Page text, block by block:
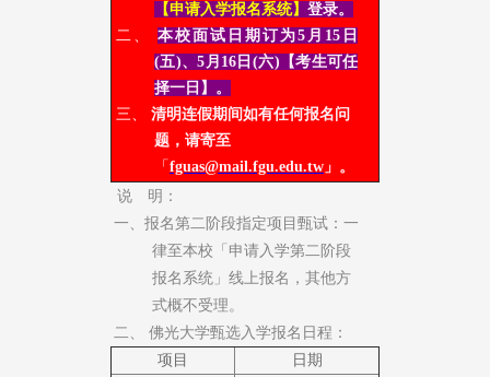
【申请入学报名系统】 登录。
二、
本校面试日期订为5月15日
(五)、5月16日(六) 【考生可任
择一日】。
三、
清明连假期间如有任何报名问
题，请寄至
「fguas@mail.fgu.edu.tw 」。
说 明：
一、 报名第二阶段指定项目甄试：一
律至本校「申请入学第二阶段
报名系统」线上报名，其他方
式概不受理。
二、 佛光大学甄选入学报名日程：
项目
日期